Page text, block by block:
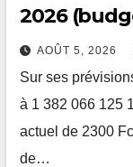
2026
AOÛT 5, 2026
Sur ses
à 1 382 066 125
actuel de 2300
de…